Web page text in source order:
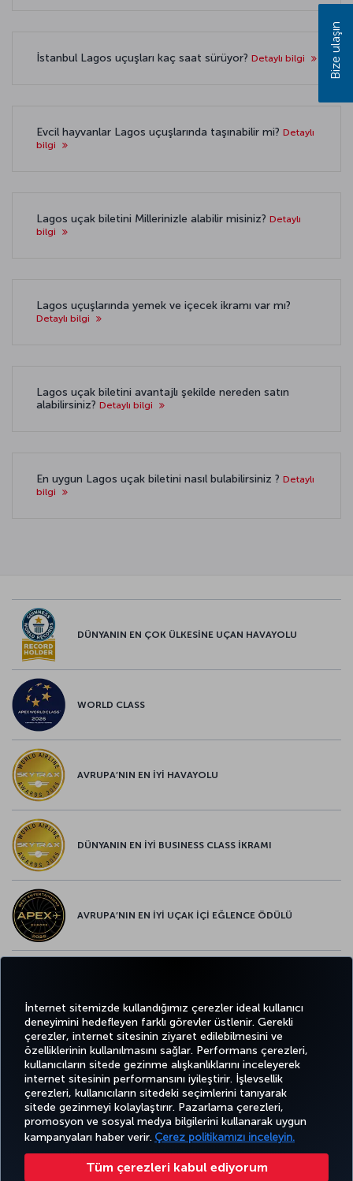
İnternet sitemizde kullandığımız çerezler ideal kullanıcı
deneyimini hedefleyen farklı görevler üstlenir. Gerekli
çerezler, internet sitesinin ziyaret edilebilmesini ve
özelliklerinin kullanılmasını sağlar. Performans çerezleri,
kullanıcıların sitede gezinme alışkanlıklarını inceleyerek
internet sitesinin performansını iyileştirir. İşlevsellik
çerezleri, kullanıcıların sitedeki seçimlerini tanıyarak
sitede gezinmeyi kolaylaştırır. Pazarlama çerezleri,
promosyon ve sosyal medya bilgilerini kullanarak uygun
kampanyaları haber verir. Çerez politikamızı inceleyin.
Tüm çerezleri kabul ediyorum
İstanbul Lagos uçuşları kaç saat sürüyor? Detaylı bilgi
Evcil hayvanlar Lagos uçuşlarında taşınabilir mi? Detaylı
bilgi
Lagos uçak biletini Millerinizle alabilir misiniz? Detaylı
bilgi
Lagos uçuşlarında yemek ve içecek ikramı var mı?
Detaylı bilgi
Lagos uçak biletini avantajlı şekilde nereden satın
alabilirsiniz? Detaylı bilgi
En uygun Lagos uçak biletini nasıl bulabilirsiniz ? Detaylı
bilgi
DÜNYANIN EN ÇOK ÜLKESİNE UÇAN HAVAYOLU
WORLD CLASS
AVRUPA’NIN EN İYİ HAVAYOLU
DÜNYANIN EN İYİ BUSINESS CLASS İKRAMI
AVRUPA’NIN EN İYİ UÇAK İÇİ EĞLENCE ÖDÜLÜ
TwitterFacebook
Instagram
YoutubeLinkedIn
TiktokBlogPinterest
BİLET
AL VE
YÖNET
DENEYİM
FIRSATLAR
VE UÇUŞ
NOKTALARI
YARDIM MILES&SMILES
Bize ulaşın